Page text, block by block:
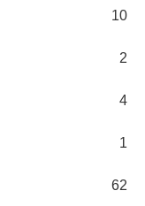
10
2
4
1
62